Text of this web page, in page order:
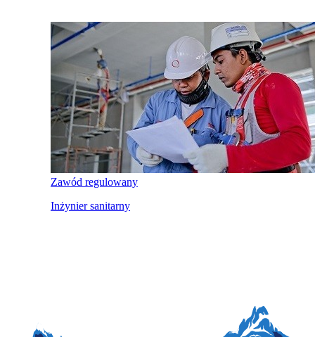
Zawód regulowany
Inżynier sanitarny